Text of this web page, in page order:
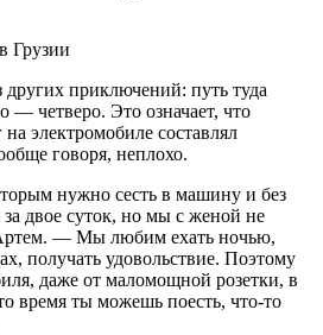
Грузии
других приключений: путь туда
— четверо. Это означает, что
электромобиле составлял
говоря, неплохо.
нужно сесть в машину и без
за двое суток, но мы с женой не
— Мы любим ехать ночью,
получать удовольствие. Поэтому
даже от маломощной розетки, в
время ты можешь поесть, что-то